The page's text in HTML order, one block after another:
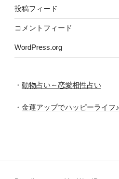
投稿フィード
コメントフィード
WordPress.org
・ 動物占い～恋愛相性占い
・ 金運アップでハッピーライフ♪